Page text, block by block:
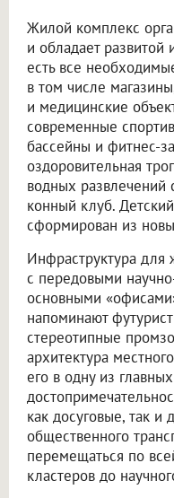
Жилой комплекс
и обладает развитой
есть все
в том числе
и медицинские
современные
бассейны и фитнес-
оздоровительная
водных
конный клуб.
сформирован из
Инфраструктура для
с передовыми
основными
напоминают
стереотипные
архитектура
его в одну из
как досуговые, так
общественного
перемещаться по
кластеров до